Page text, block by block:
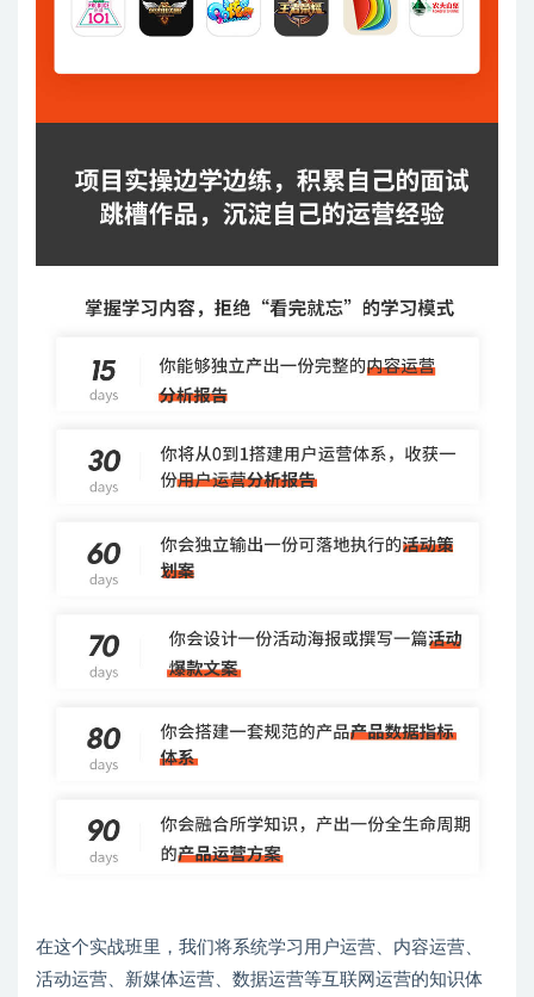
在这个实战班里，我们将系统学习用户运营、内容运营、
活动运营、新媒体运营、数据运营等互联网运营的知识体